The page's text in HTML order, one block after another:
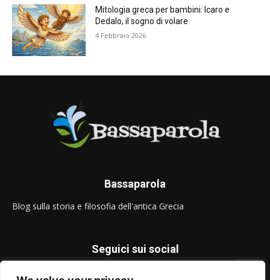
Mitologia greca per bambini: Icaro e
Dedalo, il sogno di volare
4 Febbraio 2026
Bassaparola
Blog sulla storia e filosofia dell'antica Grecia
Seguici sui social